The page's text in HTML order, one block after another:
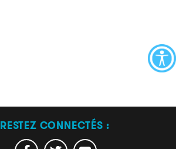
RESTEZ CONNECTÉS :